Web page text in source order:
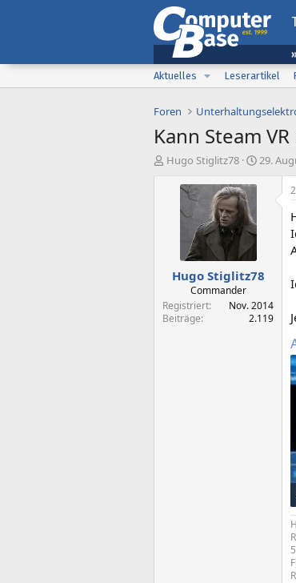
Aktuelles
Leserartikel
Foren
Kann Steam
E
Hugo Stiglitz78
E
a
29.
Hugo Stiglitz78
Commander
Registriert
Nov. 2014
Beiträge
2.119